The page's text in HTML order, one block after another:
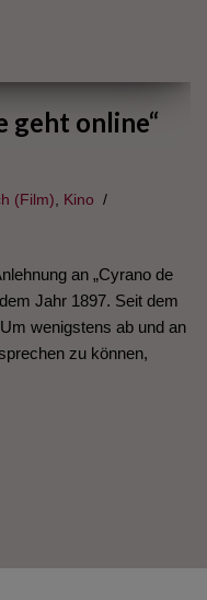
geht online“
(Film), Kino
an „Cyrano de
Jahr 1897. Seit dem
wenigstens ab und an
zu können,